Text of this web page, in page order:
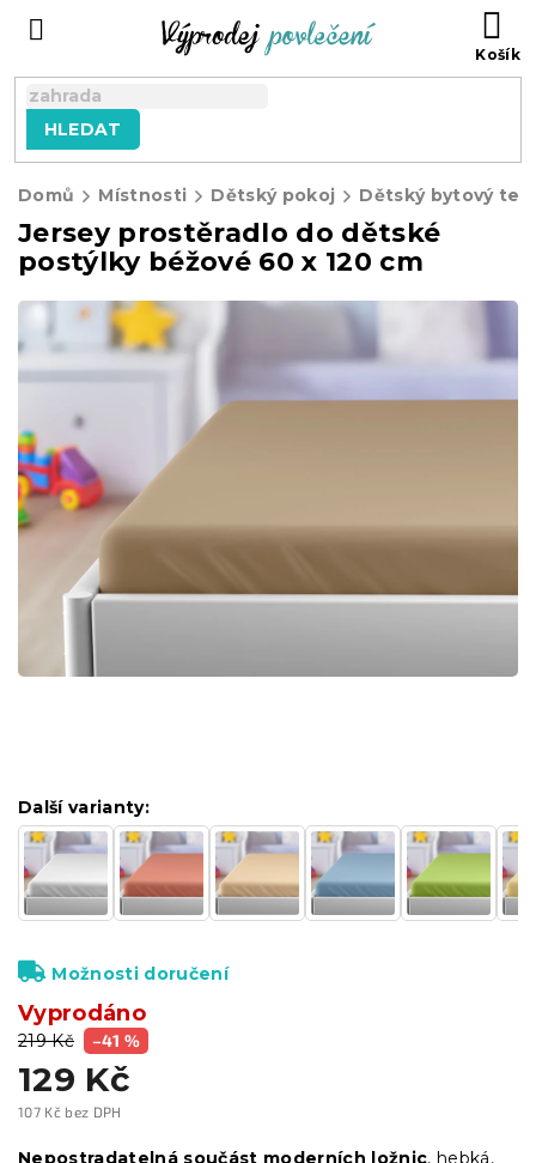
HLEDAT
Domů Místnosti Dětský pokoj Dětský bytový
Jersey prostěradlo do dětské
postýlky béžové 60 x 120 cm
219 Kč –41 %
129 Kč
107 Kč bez DPH
cena:
Vyprodáno
Další varianty:
Možnosti doručení
Nepostradatelná součást moderních ložnic, hebká,